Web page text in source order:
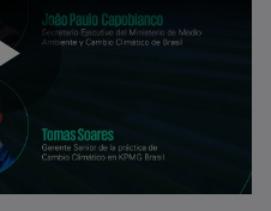
e
P